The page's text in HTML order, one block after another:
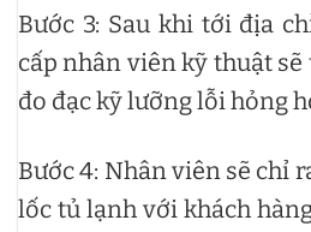
Bước 3: Sau khi tới địa
cấp nhân viên kỹ thuật
đo đạc kỹ lưỡng lỗi hỏng
Bước 4: Nhân viên sẽ chỉ
lốc tủ lạnh với khách